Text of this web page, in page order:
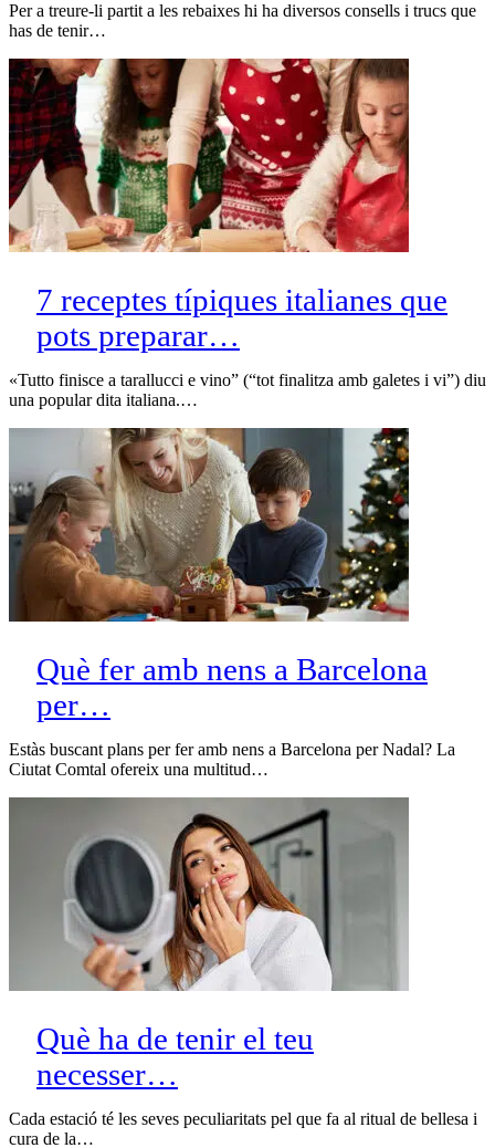
Per a treure-li partit a les rebaixes hi ha diversos consells i trucs que
has de tenir…
7 receptes típiques italianes que
pots preparar…
«Tutto finisce a tarallucci e vino” (“tot finalitza amb galetes i vi”) diu
una popular dita italiana.…
Què fer amb nens a Barcelona
per…
Estàs buscant plans per fer amb nens a Barcelona per Nadal? La
Ciutat Comtal ofereix una multitud…
Què ha de tenir el teu
necesser…
Cada estació té les seves peculiaritats pel que fa al ritual de bellesa i
cura de la…